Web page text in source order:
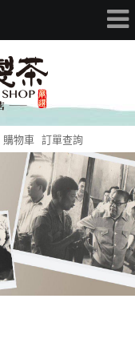
購物車 訂單查詢